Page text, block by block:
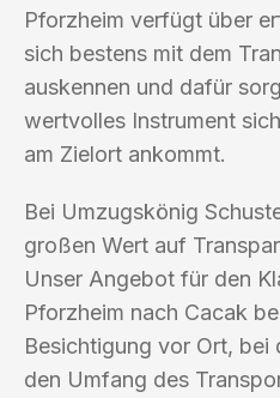
Pforzheim verfügt über
sich bestens mit dem
auskennen und dafür
wertvolles Instrument
am Zielort ankommt.
Bei Umzugskönig
großen Wert auf
Unser Angebot für den
Pforzheim nach Cacak
Besichtigung vor Ort, bei
den Umfang des